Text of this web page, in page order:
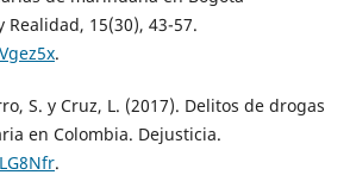
Realidad, 15(30), 43-57.
.
S. y Cruz, L. (2017). Delitos de drogas
en Colombia. Dejusticia.
.